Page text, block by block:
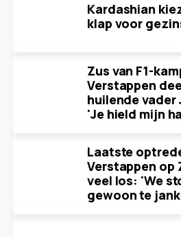
Kardashian
klap voor
Zus van F1-
Verstappen
huilende vader
'Je hield mijn
Laatste
Verstappen op
veel los: 'We
gewoon te